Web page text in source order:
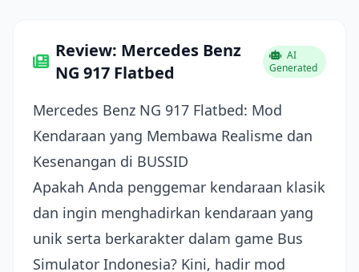
Review: Mercedes Benz
NG 917 Flatbed
AI
Generated
Mercedes Benz NG 917 Flatbed: Mod
Kendaraan yang Membawa Realisme dan
Kesenangan di BUSSID
Apakah Anda penggemar kendaraan klasik
dan ingin menghadirkan kendaraan yang
unik serta berkarakter dalam game Bus
Simulator Indonesia? Kini, hadir mod